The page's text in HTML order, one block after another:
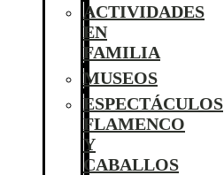
ACTIVIDADES
EN
FAMILIA
MUSEOS
ESPECTÁCULOS
FLAMENCO
Y
CABALLOS